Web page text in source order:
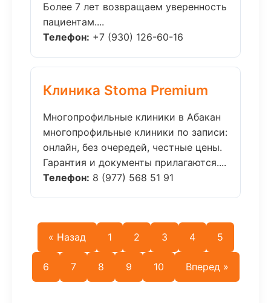
Более 7 лет возвращаем уверенность
пациентам....
Телефон: +7 (930) 126-60-16
Клиника Stoma Premium
Многопрофильные клиники в Абакан
многопрофильные клиники по записи:
онлайн, без очередей, честные цены.
Гарантия и документы прилагаются....
Телефон: 8 (977) 568 51 91
« Назад 1 2 3 4 5
6 7 8 9 10 Вперед »